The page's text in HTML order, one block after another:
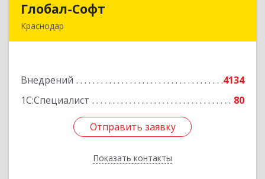
Глобал-Софт
Краснодар
Внедрений
4134
1С:Специалист
80
Отправить заявку
Показать контакты
Подробнее
Отправить заявку
Назад